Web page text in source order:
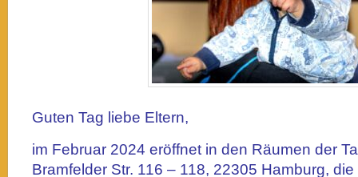
Guten Tag liebe Eltern,
im Februar 2024 eröffnet in den Räumen der
Bramfelder Str. 116 – 118, 22305 Hamburg,